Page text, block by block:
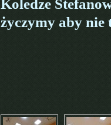
Koledze
życzymy aby nie